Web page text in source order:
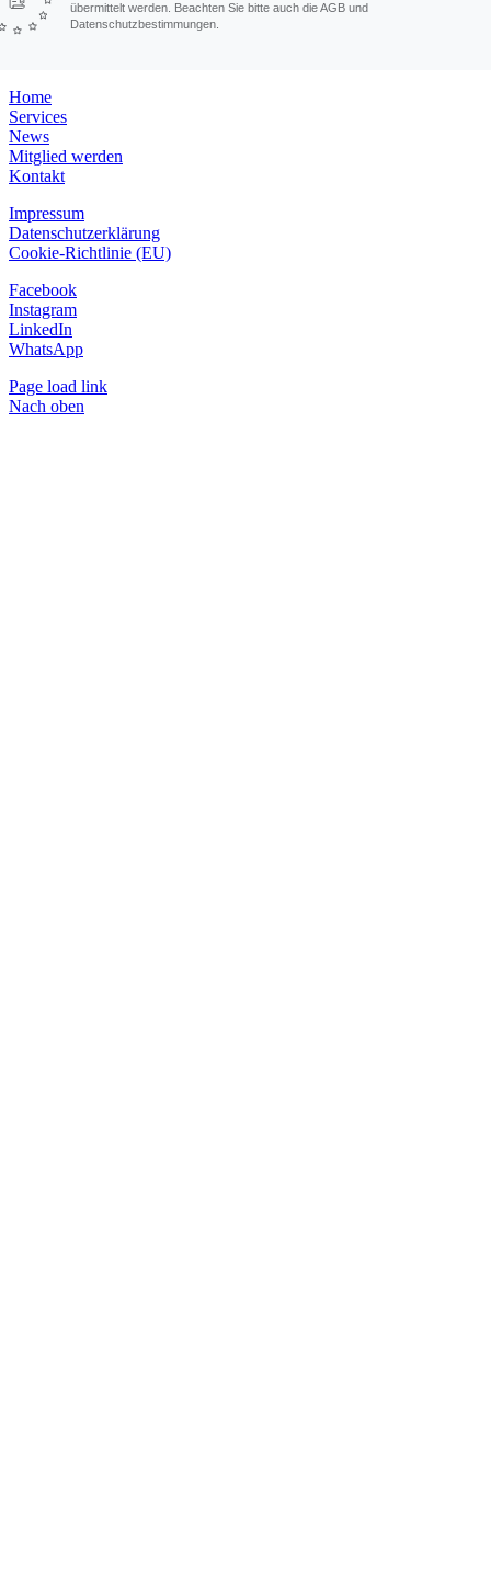
übermittelt werden. Beachten Sie bitte auch die AGB und
Datenschutzbestimmungen.
Home
Services
News
Mitglied werden
Kontakt
Impressum
Datenschutzerklärung
Cookie-Richtlinie (EU)
Facebook
Instagram
LinkedIn
WhatsApp
Page load link
Nach oben